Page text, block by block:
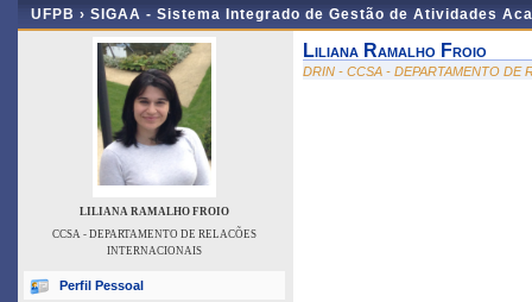
UFPB › SIGAA - Sistema Integrado de Gestão de Atividades
LILIANA RAMALHO FROIO
CCSA - DEPARTAMENTO DE RELACÕES
INTERNACIONAIS
Perfil Pessoal
Liliana Ramalho Froio
DRIN - CCSA - DEPARTAMENTO DE